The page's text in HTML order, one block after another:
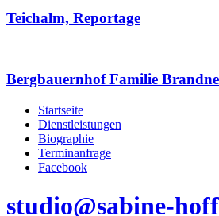
Teichalm, Reportage
Bergbauernhof Familie
Startseite
Dienstleistungen
Biographie
Terminanfrage
Facebook
studio@sabine-